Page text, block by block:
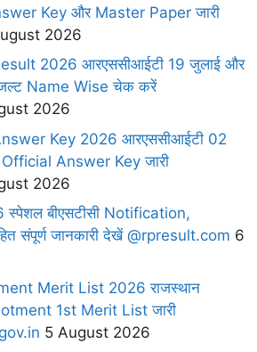
Key और Master Paper जारी
2026
2026 आरएससीआईटी 19 जुलाई और
Name Wise चेक करें
2026
Key 2026 आरएससीआईटी 02
Official Answer Key जारी
2026
बीएसटीसी Notification,
संपूर्ण जानकारी देखें @rpresult.com 6
Merit List 2026 राजस्थान
1st Merit List जारी
5 August 2026